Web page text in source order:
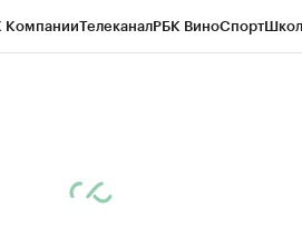
КомпанииТелеканалРБК ВиноСпорт